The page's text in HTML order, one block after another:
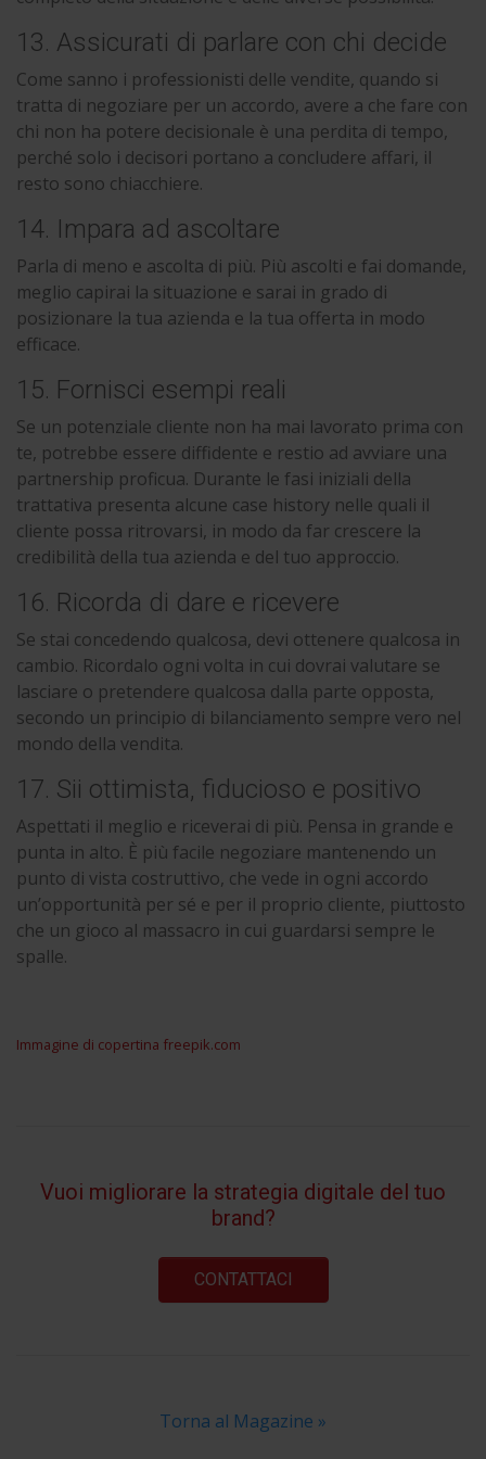
13. Assicurati di parlare con chi decide
Come sanno i professionisti delle vendite, quando si
tratta di negoziare per un accordo, avere a che fare con
chi non ha potere decisionale è una perdita di tempo,
perché solo i decisori portano a concludere affari, il
resto sono chiacchiere.
14. Impara ad ascoltare
Parla di meno e ascolta di più. Più ascolti e fai domande,
meglio capirai la situazione e sarai in grado di
posizionare la tua azienda e la tua offerta in modo
efficace.
15. Fornisci esempi reali
Se un potenziale cliente non ha mai lavorato prima con
te, potrebbe essere diffidente e restio ad avviare una
partnership proficua. Durante le fasi iniziali della
trattativa presenta alcune case history nelle quali il
cliente possa ritrovarsi, in modo da far crescere la
credibilità della tua azienda e del tuo approccio.
16. Ricorda di dare e ricevere
Se stai concedendo qualcosa, devi ottenere qualcosa in
cambio. Ricordalo ogni volta in cui dovrai valutare se
lasciare o pretendere qualcosa dalla parte opposta,
secondo un principio di bilanciamento sempre vero nel
mondo della vendita.
17. Sii ottimista, fiducioso e positivo
Aspettati il meglio e riceverai di più. Pensa in grande e
punta in alto. È più facile negoziare mantenendo un
punto di vista costruttivo, che vede in ogni accordo
un’opportunità per sé e per il proprio cliente, piuttosto
che un gioco al massacro in cui guardarsi sempre le
spalle.
Immagine di copertina freepik.com
Vuoi migliorare la strategia digitale del tuo
brand?
CONTATTACI
Torna al Magazine »